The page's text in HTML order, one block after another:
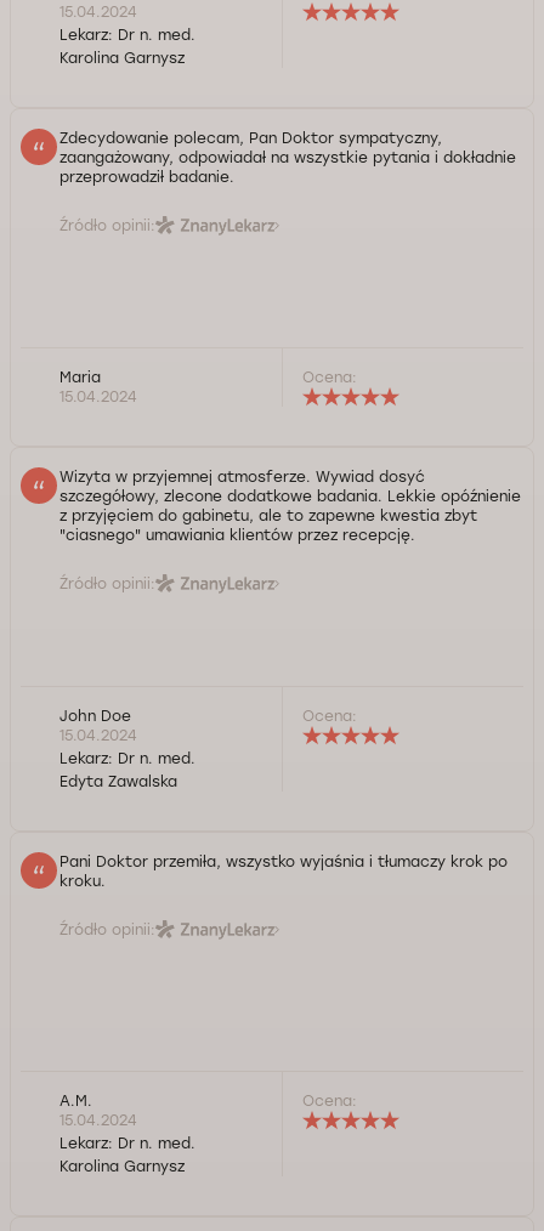
15.04.2024
Lekarz: Dr n. med.
Karolina Garnysz
Zdecydowanie polecam, Pan Doktor sympatyczny,
zaangażowany, odpowiadał na wszystkie pytania i dokładnie
przeprowadził badanie.
Źródło opinii:
Maria
15.04.2024
Ocena:
Wizyta w przyjemnej atmosferze. Wywiad dosyć
szczegółowy, zlecone dodatkowe badania. Lekkie opóźnienie
z przyjęciem do gabinetu, ale to zapewne kwestia zbyt
"ciasnego" umawiania klientów przez recepcję.
Źródło opinii:
John Doe
15.04.2024
Lekarz: Dr n. med.
Edyta Zawalska
Ocena:
Pani Doktor przemiła, wszystko wyjaśnia i tłumaczy krok po
kroku.
Źródło opinii:
A.M.
15.04.2024
Lekarz: Dr n. med.
Karolina Garnysz
Ocena: